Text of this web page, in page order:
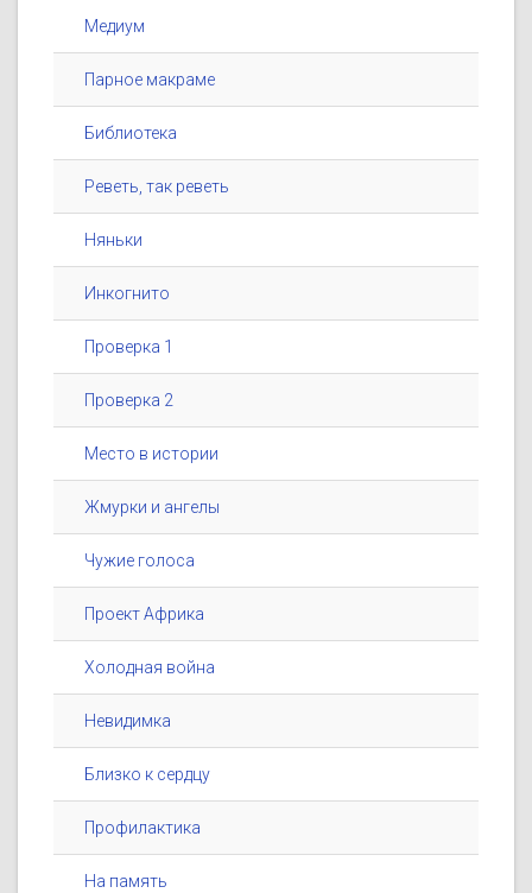
Медиум
Парное макраме
Библиотека
Реветь, так реветь
Няньки
Инкогнито
Проверка 1
Проверка 2
Место в истории
Жмурки и ангелы
Чужие голоса
Проект Африка
Холодная война
Невидимка
Близко к сердцу
Профилактика
На память